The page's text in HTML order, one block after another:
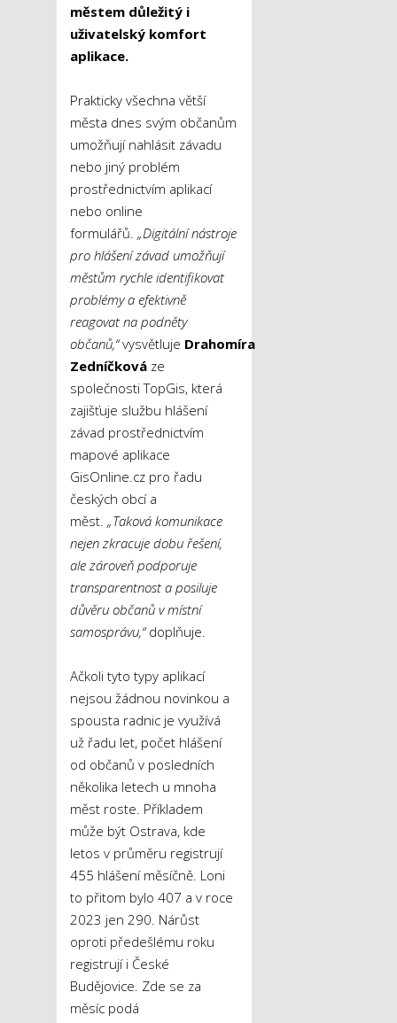
městem důležitý i
uživatelský komfort
aplikace.
Prakticky všechna větší
města dnes svým občanům
umožňují nahlásit závadu
nebo jiný problém
prostřednictvím aplikací
nebo online
formulářů. „Digitální nástroje
pro hlášení závad umožňují
městům rychle identifikovat
problémy a efektivně
reagovat na podněty
občanů,“vysvětluje Drahomíra
Zedníčková ze
společnosti TopGis, která
zajišťuje službu hlášení
závad prostřednictvím
mapové aplikace
GisOnline.cz pro řadu
českých obcí a
měst. „Taková komunikace
nejen zkracuje dobu řešení,
ale zároveň podporuje
transparentnost a posiluje
důvěru občanů v místní
samosprávu,“doplňuje.
Ačkoli tyto typy aplikací
nejsou žádnou novinkou a
spousta radnic je využívá
už řadu let, počet hlášení
od občanů v posledních
několika letech u mnoha
měst roste. Příkladem
může být Ostrava, kde
letos v průměru registrují
455 hlášení měsíčně. Loni
to přitom bylo 407 a v roce
2023 jen 290. Nárůst
oproti předešlému roku
registrují i České
Budějovice. Zde se za
měsíc podá